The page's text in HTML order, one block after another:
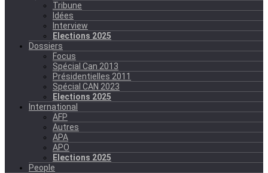
Tribune
Idées
Interview
Elections 2025
Dossiers
Focus
Spécial Can 2013
Présidentielles 2011
Spécial CAN 2023
Elections 2025
International
AFP
Autres
APA
APO
Elections 2025
People